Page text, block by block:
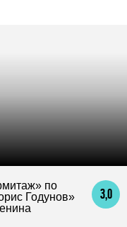
3,0
по
Годунов»